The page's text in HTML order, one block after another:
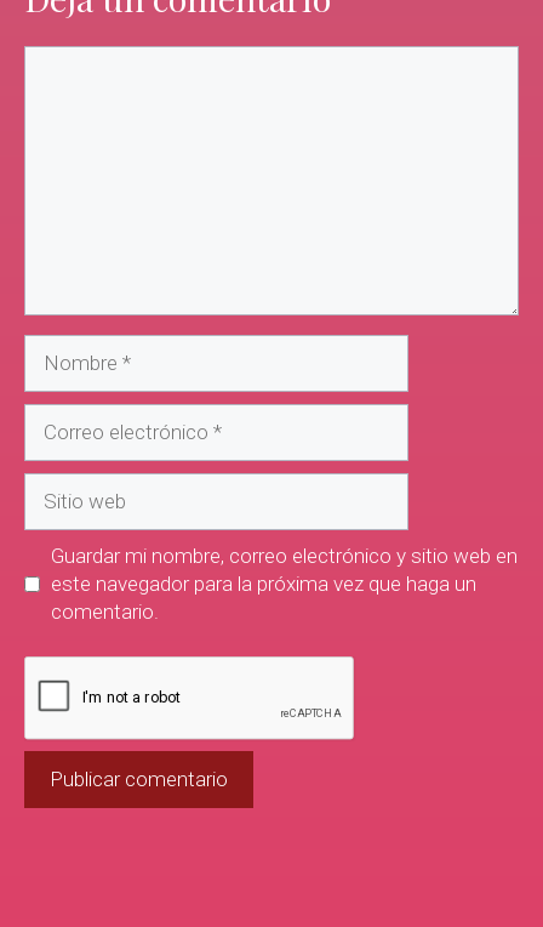
Guardar mi nombre, correo electrónico y sitio web en
este navegador para la próxima vez que haga un
comentario.